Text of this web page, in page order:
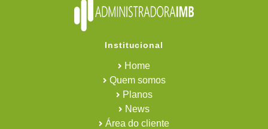
Institucional
Home
Quem somos
Planos
News
Área do cliente